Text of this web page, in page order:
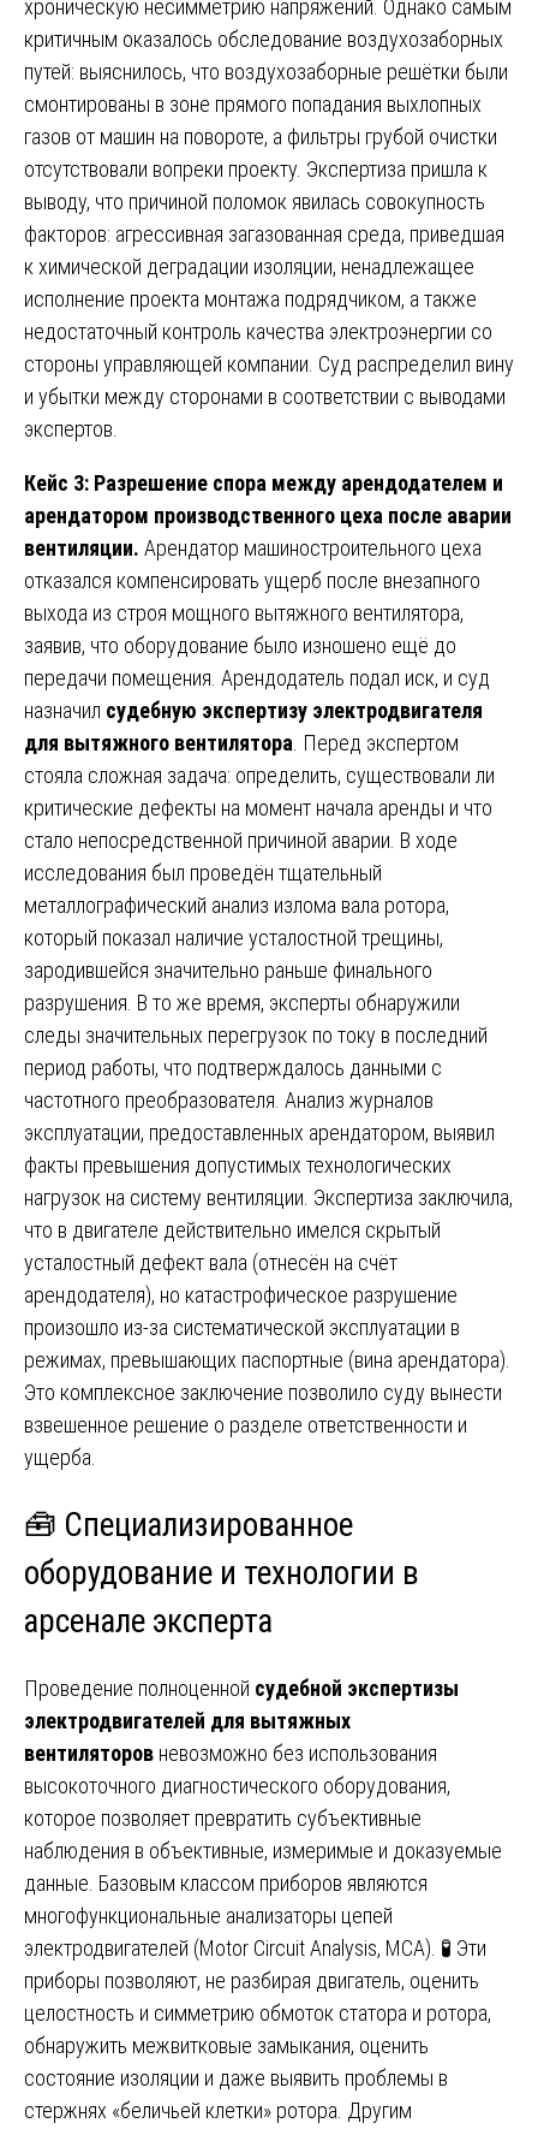
хроническую несимметрию напряжений. Однако самым
критичным оказалось обследование воздухозаборных
путей: выяснилось, что воздухозаборные решётки были
смонтированы в зоне прямого попадания выхлопных
газов от машин на повороте, а фильтры грубой очистки
отсутствовали вопреки проекту. Экспертиза пришла к
выводу, что причиной поломок явилась совокупность
факторов: агрессивная загазованная среда, приведшая
к химической деградации изоляции, ненадлежащее
исполнение проекта монтажа подрядчиком, а также
недостаточный контроль качества электроэнергии со
стороны управляющей компании. Суд распределил вину
и убытки между сторонами в соответствии с выводами
экспертов.
Кейс 3: Разрешение спора между арендодателем и
арендатором производственного цеха после аварии
вентиляции. Арендатор машиностроительного цеха
отказался компенсировать ущерб после внезапного
выхода из строя мощного вытяжного вентилятора,
заявив, что оборудование было изношено ещё до
передачи помещения. Арендодатель подал иск, и суд
назначил судебную экспертизу электродвигателя
для вытяжного вентилятора. Перед экспертом
стояла сложная задача: определить, существовали ли
критические дефекты на момент начала аренды и что
стало непосредственной причиной аварии. В ходе
исследования был проведён тщательный
металлографический анализ излома вала ротора,
который показал наличие усталостной трещины,
зародившейся значительно раньше финального
разрушения. В то же время, эксперты обнаружили
следы значительных перегрузок по току в последний
период работы, что подтверждалось данными с
частотного преобразователя. Анализ журналов
эксплуатации, предоставленных арендатором, выявил
факты превышения допустимых технологических
нагрузок на систему вентиляции. Экспертиза заключила,
что в двигателе действительно имелся скрытый
усталостный дефект вала (отнесён на счёт
арендодателя), но катастрофическое разрушение
произошло из-за систематической эксплуатации в
режимах, превышающих паспортные (вина арендатора).
Это комплексное заключение позволило суду вынести
взвешенное решение о разделе ответственности и
ущерба.
🧰 Специализированное
оборудование и технологии в
арсенале эксперта
Проведение полноценной судебной экспертизы
электродвигателей для вытяжных
вентиляторов невозможно без использования
высокоточного диагностического оборудования,
которое позволяет превратить субъективные
наблюдения в объективные, измеримые и доказуемые
данные. Базовым классом приборов являются
многофункциональные анализаторы цепей
электродвигателей (Motor Circuit Analysis, MCA). 🧪 Эти
приборы позволяют, не разбирая двигатель, оценить
целостность и симметрию обмоток статора и ротора,
обнаружить межвитковые замыкания, оценить
состояние изоляции и даже выявить проблемы в
стержнях «беличьей клетки» ротора. Другим